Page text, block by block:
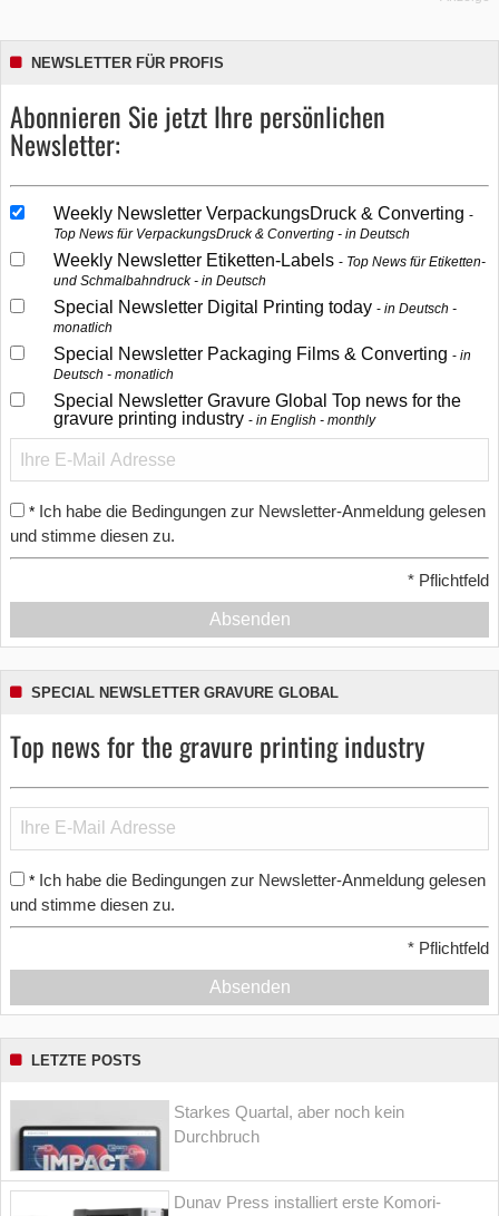
NEWSLETTER FÜR PROFIS
Abonnieren Sie jetzt Ihre persönlichen
Newsletter:
Weekly Newsletter VerpackungsDruck & Converting
Top News für VerpackungsDruck & Converting - in Deutsch
Weekly Newsletter Etiketten-Labels
Top News für Etiketten-
und Schmalbahndruck - in Deutsch
Special Newsletter Digital Printing today
in Deutsch -
monatlich
Special Newsletter Packaging Films & Converting
in
Deutsch - monatlich
Special Newsletter Gravure Global Top news for the
gravure printing industry
in English - monthly
* Ich habe die Bedingungen zur Newsletter-Anmeldung gelesen
und stimme diesen zu.
* Pflichtfeld
Absenden
SPECIAL NEWSLETTER GRAVURE GLOBAL
Top news for the gravure printing industry
* Ich habe die Bedingungen zur Newsletter-Anmeldung gelesen
und stimme diesen zu.
* Pflichtfeld
Absenden
LETZTE POSTS
Starkes Quartal, aber noch kein
Durchbruch
Dunav Press installiert erste Komori-